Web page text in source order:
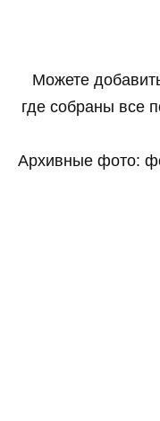
Можете
где собраны все
Архивные фото: